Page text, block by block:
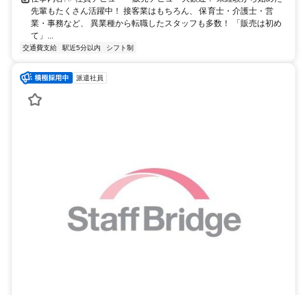
先輩もたくさん活躍中！ 接客業はもちろん、 保育士・介護士・営
業・事務など、 異業種から転職したスタッフも多数！ 「販売は初め
て」...
交通費支給 駅近5分以内 シフト制
派遣社員